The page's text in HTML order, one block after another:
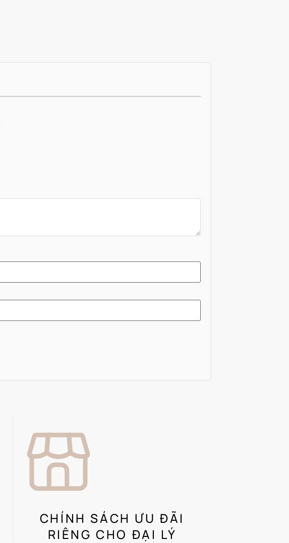
CHÍNH SÁCH ƯU ĐÃI
RIÊNG CHO ĐẠI LÝ